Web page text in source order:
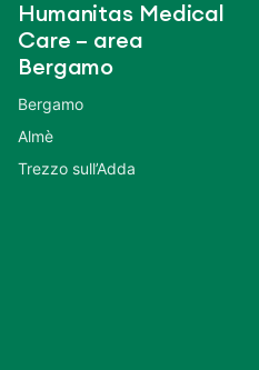
Humanitas Medical
Care – area
Bergamo
Bergamo
Almè
Trezzo sull’Adda